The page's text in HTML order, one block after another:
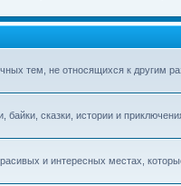
тем, не относящихся к другим
байки, сказки, истории и
и интересных местах,